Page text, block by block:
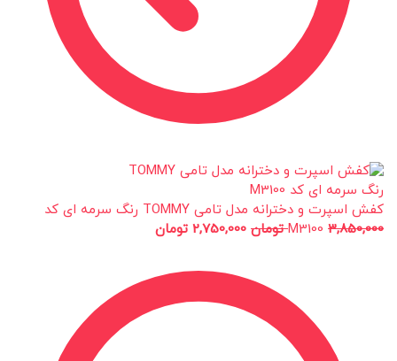
کفش اسپرت و دخترانه مدل تامی TOMMY رنگ سرمه ای کد
M3100 3,850,000 تومان 2,750,000 تومان